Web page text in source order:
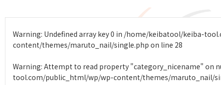
Warning: Undefined array key 0 in /home/keibatool/keiba-
content/themes/maruto_nail/single.php on line 28
Warning: Attempt to read property "category_nicename" on
tool.com/public_html/wp/wp-content/themes/maruto_nail/